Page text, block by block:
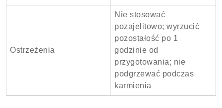
Ostrzeżenia
Nie stosować
pozajelitowo; wyrzucić
pozostałość po 1
godzinie od
przygotowania; nie
podgrzewać podczas
karmienia